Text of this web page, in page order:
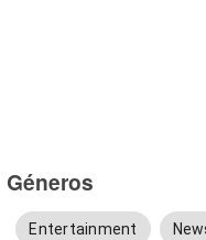
Géneros
Entertainment